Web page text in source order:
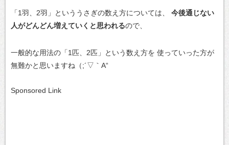
「1羽、2羽」といううさぎの数え方については、
今後通じない
人がどんどん増えていくと思われるので、
一般的な用法の「1匹、2匹」という数え方を 使っていった方が
無難かと思いますね（;´▽｀A“
Sponsored Link